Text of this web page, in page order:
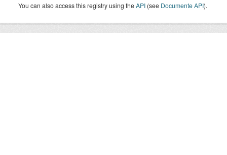
You can also access this registry using theAPI (see Documente API).